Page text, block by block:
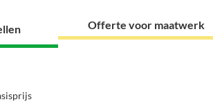
Offerte voor maatwerk